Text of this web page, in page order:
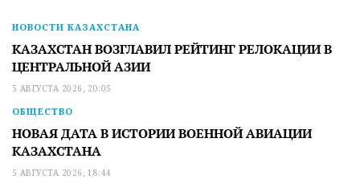
НОВОСТИ КАЗАХСТАНА
КАЗАХСТАН ВОЗГЛАВИЛ РЕЙТИНГ РЕЛОКАЦИИ В
ЦЕНТРАЛЬНОЙ АЗИИ
5 АВГУСТА 2026, 20:05
ОБЩЕСТВО
НОВАЯ ДАТА В ИСТОРИИ ВОЕННОЙ АВИАЦИИ
КАЗАХСТАНА
5 АВГУСТА 2026, 18:44